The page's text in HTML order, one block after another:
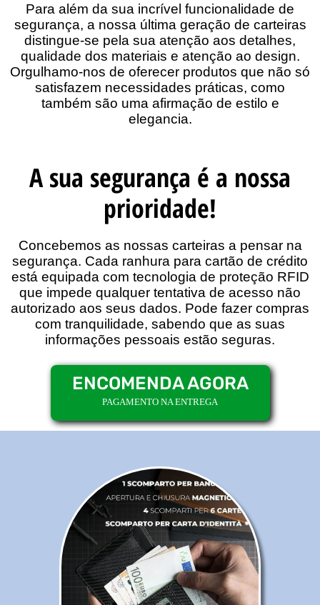
Para além da sua incrível funcionalidade de
segurança, a nossa última geração de carteiras
distingue-se pela sua atenção aos detalhes,
qualidade dos materiais e atenção ao design.
Orgulhamo-nos de oferecer produtos que não só
satisfazem necessidades práticas, como
também são uma afirmação de estilo e
elegancia.
A sua segurança é a nossa
prioridade!
Concebemos as nossas carteiras a pensar na
segurança. Cada ranhura para cartão de crédito
está equipada com tecnologia de proteção RFID
que impede qualquer tentativa de acesso não
autorizado aos seus dados. Pode fazer compras
com tranquilidade, sabendo que as suas
informações pessoais estão seguras.
ENCOMENDA AGORA
PAGAMENTO NA ENTREGA